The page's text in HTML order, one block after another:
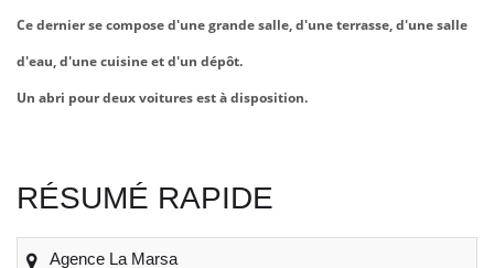
Ce dernier se compose d'une grande salle, d'une terrasse, d'une salle
d'eau, d'une cuisine et d'un dépôt.
Un abri pour deux voitures est à disposition.
RÉSUMÉ RAPIDE
Agence La Marsa